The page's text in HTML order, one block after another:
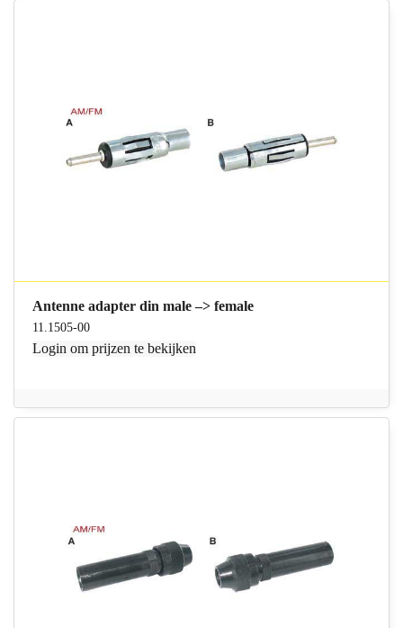
Antenne adapter din male –> female
11.1505-00
Login om prijzen te bekijken